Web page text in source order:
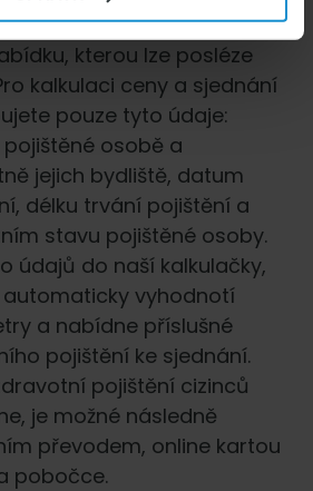
a vybrat si pro vás tu
kterou lze posléze
kalkulaci ceny a sjednání
pouze tyto údaje:
osobě a
jejich bydliště, datum
délku trvání pojištění a
stavu pojištěné osoby.
údajů do naší kalkulačky,
vyhodnotí
a nabídne příslušné
pojištění ke sjednání.
pojištění cizinců
je možné následně
převodem, online kartou
pobočce.